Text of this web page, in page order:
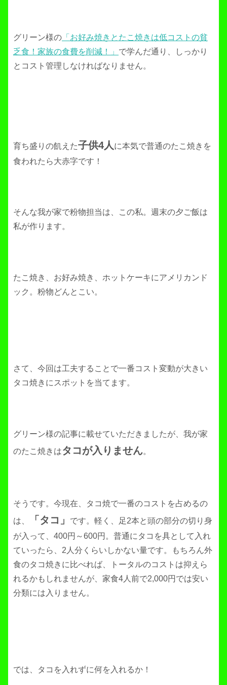
グリーン様の 「お好み焼きとたこ焼きは低コストの貧
乏食！家族の食費を削減！」 で学んだ通り、しっかり
とコスト管理しなければなりません。
育ち盛りの飢えた子供4人 に本気で普通のたこ焼きを
食われたら大赤字です！
そんな我が家で粉物担当は、この私。週末の夕ご飯は
私が作ります。
たこ焼き、お好み焼き、ホットケーキにアメリカンド
ック。粉物どんとこい。
さて、今回は工夫することで一番コスト変動が大きい
タコ焼きにスポットを当てます。
グリーン様の記事に載せていただきましたが、我が家
のたこ焼きはタコが入りません。
そうです。今現在、タコ焼で一番のコストを占めるの
は、
「タコ」
です。軽く、足2本と頭の部分の切り身
が入って、400円～600円。普通にタコを具として入れ
ていったら、2人分くらいしかない量です。もちろん外
食のタコ焼きに比べれば、トータルのコストは抑えら
れるかもしれませんが、家食4人前で2,000円では安い
分類には入りません。
では、タコを入れずに何を入れるか！